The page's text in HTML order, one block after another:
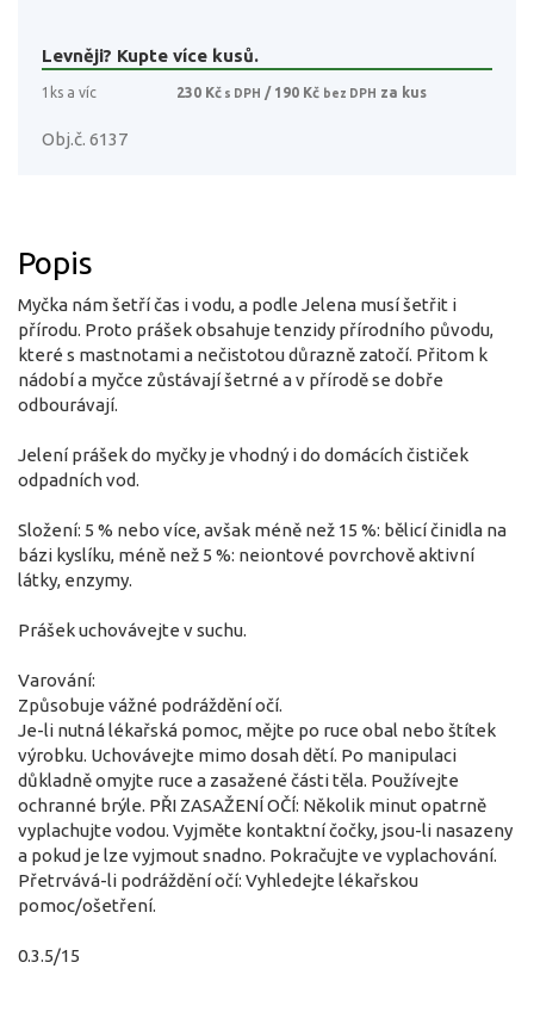
Levněji? Kupte více kusů.
1ks a víc 230 Kč s DPH / 190 Kč bez DPH za kus
Obj.č. 6137
Popis
Myčka nám šetří čas i vodu, a podle Jelena musí šetřit i
přírodu. Proto prášek obsahuje tenzidy přírodního původu,
které s mastnotami a nečistotou důrazně zatočí. Přitom k
nádobí a myčce zůstávají šetrné a v přírodě se dobře
odbourávají.
Jelení prášek do myčky je vhodný i do domácích čističek
odpadních vod.
Složení: 5 % nebo více, avšak méně než 15 %: bělicí činidla na
bázi kyslíku, méně než 5 %: neiontové povrchově aktivní
látky, enzymy.
Prášek uchovávejte v suchu.
Varování:
Způsobuje vážné podráždění očí.
Je-li nutná lékařská pomoc, mějte po ruce obal nebo štítek
výrobku. Uchovávejte mimo dosah dětí. Po manipulaci
důkladně omyjte ruce a zasažené části těla. Používejte
ochranné brýle. PŘI ZASAŽENÍ OČÍ: Několik minut opatrně
vyplachujte vodou. Vyjměte kontaktní čočky, jsou-li nasazeny
a pokud je lze vyjmout snadno. Pokračujte ve vyplachování.
Přetrvává-li podráždění očí: Vyhledejte lékařskou
pomoc/ošetření.
0.3.5/15